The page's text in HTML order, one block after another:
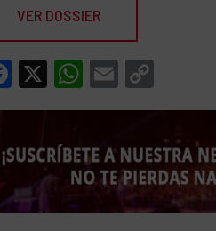
VER DOSSIER
Facebook
X WhatsApp
Email
Link